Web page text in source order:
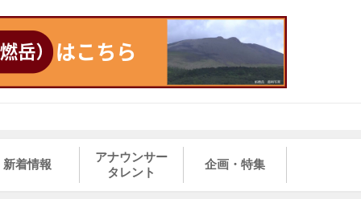
新着情報
アナウンサー
タレント
企画・特集